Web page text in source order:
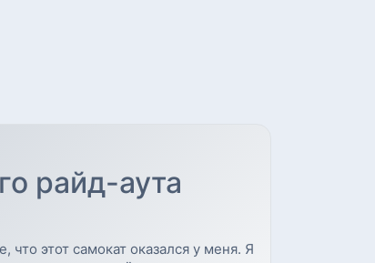
райд-аута
что этот самокат оказался у меня. Я